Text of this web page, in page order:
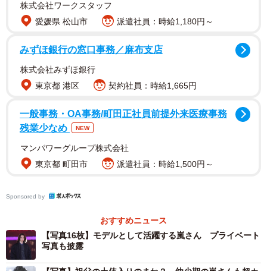
また、ときどきのぞかせる天然キャラやおっとりとした
おり、「DAIGO感がある」「DAIGOみたい」といった反応
もありました。
父は元横綱の三重ノ海剛司さん。趣味は筋トレ、特技はバ
スケットボール。2024年10月に「第39回メンズノンノモデ
ルオーディション」準グランプリ受賞。インスタのプロフ
ィールには「渋さ色気を兼ね備えた色漢です 芸能界に嵐
出身。初土俵は1963年名古屋場所。幕内優勝3回。1980年
に引退後は、日本相撲協会理事長や相撲博物館館長も務め
ました。
株式会社ワークスタッフ
愛媛県 松山市
派遣社員：時給1,180円～
みずほ銀行の窓口事務／麻布支店
株式会社みずほ銀行
東京都 港区
契約社員：時給1,665円
一般事務・OA事務/町田正社員前提外来医療事務
残業少なめ
NEW
マンパワーグループ株式会社
東京都 町田市
派遣社員：時給1,500円～
Sponsored by
おすすめニュース
【写真16枚】モデルとして活躍する嵐さん プライベート
写真も披露